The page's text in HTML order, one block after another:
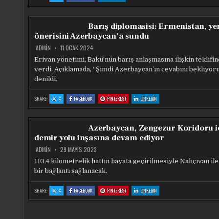
YOLUNU
MUHALIF
CEVABI
YOLUNU
MUHALIF
MIHRIBAN
ALIYEVA’NIN
CEVABI
YOLUNU
MUHALIF
MIHRIBAN
ALIYEVA’NIN
CEVABI
Barış diplomasisi: Ermenistan,
önerisini Azerbaycan’a sundu
ADMIN 11 OCAK 2024
Erivan yönetimi, Bakü’nün barış anlaşmasına ilişkin
verdi. Açıklamada, “Şimdi Azerbaycan’ın cevabını
denildi.
SHARE: X:
BARIŞ
DIPLOMASISI:
YENI
FACEBOOK:
BARIŞ
DIPLOMASISI:
YENI
AZERBAYCAN’A
SUNDU
PINTEREST:
BARIŞ
DIPLOMASISI:
YENI
AZERBAYCAN’A
SUNDU
LINKEDIN
BARIŞ
DIPLOMASISI:
YENI
AZERBAYCAN’A
SUNDU
Azerbaycan, Zengezur Koridoru
demir yolu inşasına devam ediyor
ADMIN 29 MAYIS 2023
110,4 kilometrelik hattın hayata geçirilmesiyle Nahçıvan
bir bağlantı sağlanacak.
SHARE: X:
AZERBAYCAN,
ZENGEZUR
FACEBOOK:
AZERBAYCAN,
ZENGEZUR
PINTEREST:
AZERBAYCAN,
ZENGEZUR
LINKEDIN
AZERBAYCAN,
ZENGEZUR